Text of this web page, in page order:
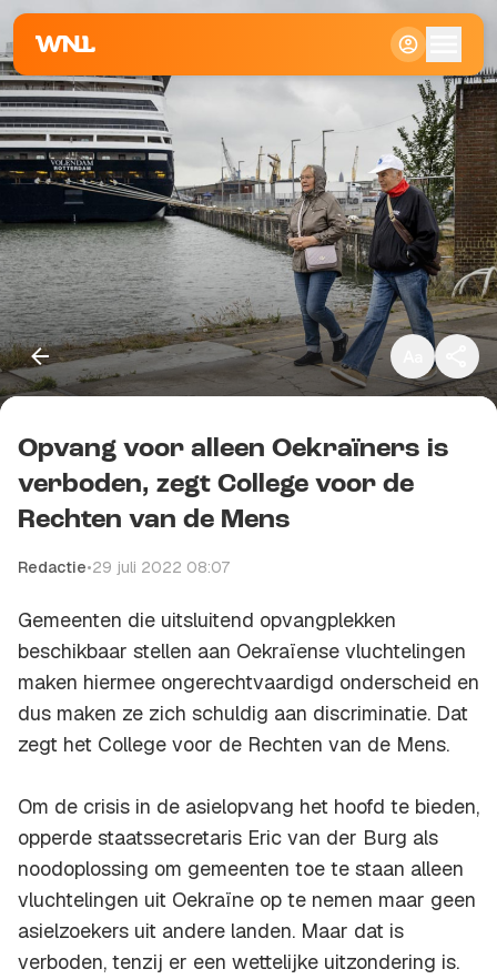
Klein
Standaard
Groot
Kopieer link
Opvang voor alleen Oekraïners is
verboden, zegt College voor de
Rechten van de Mens
Redactie•29 juli 2022 08:07
Gemeenten die uitsluitend opvangplekken
beschikbaar stellen aan Oekraïense vluchtelingen
maken hiermee ongerechtvaardigd onderscheid en
dus maken ze zich schuldig aan discriminatie. Dat
zegt het College voor de Rechten van de Mens.
Om de crisis in de asielopvang het hoofd te bieden,
opperde staatssecretaris Eric van der Burg als
noodoplossing om gemeenten toe te staan alleen
vluchtelingen uit Oekraïne op te nemen maar geen
asielzoekers uit andere landen. Maar dat is
verboden, tenzij er een wettelijke uitzondering is.